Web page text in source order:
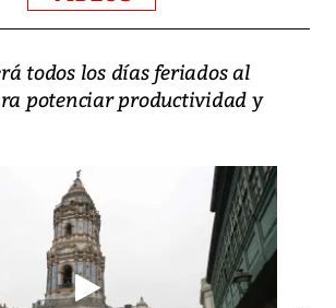
todos los días feriados al
potenciar productividad y